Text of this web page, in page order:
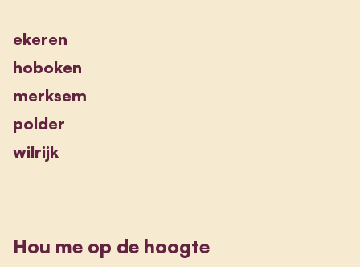
ekeren
hoboken
merksem
polder
wilrijk
Hou me op de hoogte